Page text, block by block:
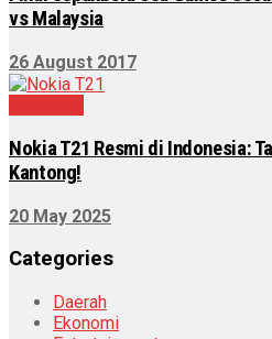
vs Malaysia
26 August 2017
Nokia T21 Resmi di Indonesia:
Kantong!
20 May 2025
Categories
Daerah
Ekonomi